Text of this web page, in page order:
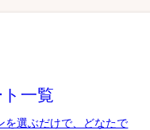
一覧
を選ぶだけで、どなたで